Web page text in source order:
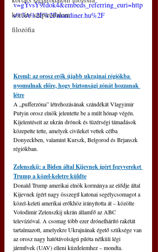
kortárs szépirodalom
filozófia
v=gYvsY9fdok4&embeds_referring_euri=http
s%3A%2F%2Fmandiner.hu%2F
Kreml: az orosz erők újabb ukrajnai régiókba
nyomulnak előre, hogy biztonsági zónát hozzanak
létre
A „pufferzóna” létrehozásának szándékát Vlagyimir
Putyin orosz elnök jelentette be a múlt hónap végén.
Kijelentéseit az ukrán drónok és tüzérségi támadások
közepette tette, amelyek civileket vettek célba
Donyeckben, valamint Kurszk, Belgorod és Brjanszk
régiókban.
Zelenszkij: a Biden által Kijevnek ígért fegyvereket
Trump a közel-keletre küldte
Donald Trump amerikai elnök kormánya az elődje által
Kijevnek ígért nagy összegű katonai segélycsomagot a
közel-keleti amerikai erőkhöz irányította át – közölte
Volodimir Zelenszkij ukrán államfő az ABC
televízióval. A csomag több ezer drónelhárító rakétát
tartalmazott, amelyekre Ukrajnának égető szüksége van
az orosz nagy hatótávolságú pilóta nélküli légi
járművek (UAV) elleni küzdelemhez – mondta.